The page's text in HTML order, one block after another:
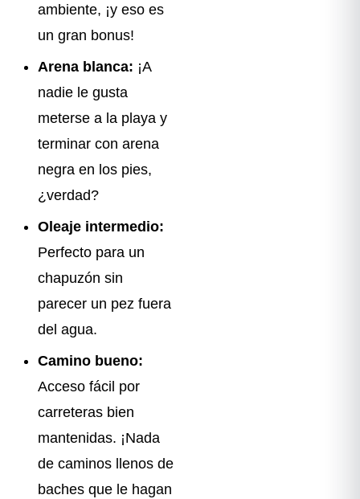
ambiente, ¡y eso es
un gran bonus!
Arena blanca: ¡A
nadie le gusta
meterse a la playa y
terminar con arena
negra en los pies,
¿verdad?
Oleaje intermedio:
Perfecto para un
chapuzón sin
parecer un pez fuera
del agua.
Camino bueno:
Acceso fácil por
carreteras bien
mantenidas. ¡Nada
de caminos llenos de
baches que le hagan